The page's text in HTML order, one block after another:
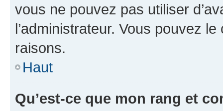
vous ne pouvez pas utiliser
l’administrateur. Vous pouvez
raisons.
Haut
Qu’est-ce que mon rang et